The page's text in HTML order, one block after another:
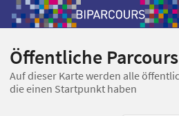
Öffentliche Parcours
Auf dieser Karte werden alle
die einen Startpunkt haben